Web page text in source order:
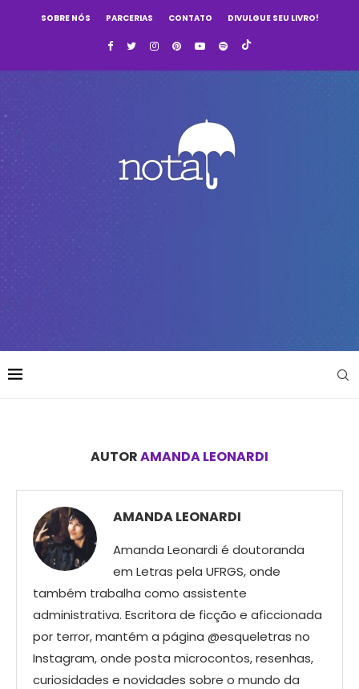
SOBRE NÓS PARCERIAS CONTATO DIVULGUE SEU LIVRO!
AUTORAMANDA LEONARDI
AMANDA LEONARDI
Amanda Leonardi é doutoranda
em Letras pela UFRGS, onde
também trabalha como assistente
administrativa. Escritora de ficção e aficcionada
por terror, mantém a página @esqueletras no
Instagram, onde posta microcontos, resenhas,
curiosidades e novidades sobre o mundo da